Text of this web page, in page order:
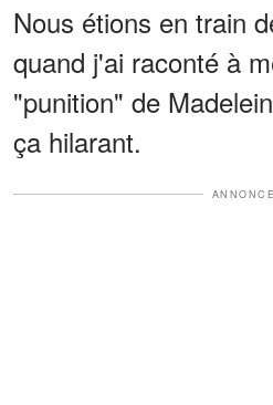
Nous étions en train
quand j'ai raconté à
"punition" de
ça hilarant.